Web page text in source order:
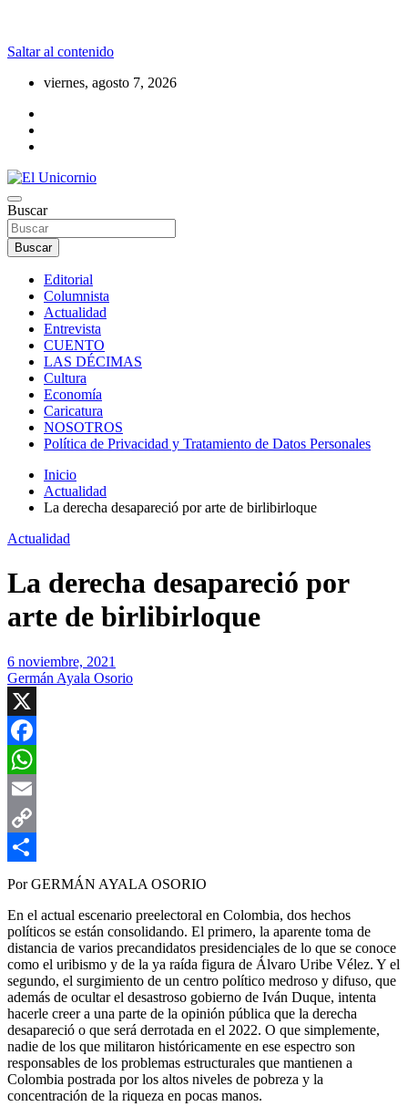
Saltar al contenido
viernes, agosto 7, 2026
El Unicornio
La realidad supera la fantasía
Buscar
Buscar
Editorial
Columnista
Actualidad
Entrevista
CUENTO
LAS DÉCIMAS
Cultura
Economía
Caricatura
NOSOTROS
Política de Privacidad y Tratamiento de Datos Personales
Inicio
Actualidad
La derecha desapareció por arte de birlibirloque
Actualidad
La derecha desapareció por
arte de birlibirloque
6 noviembre, 2021
Germán Ayala Osorio
X
Facebook
WhatsApp
Email
Copy
Link
Compartir
Por GERMÁN AYALA OSORIO
En el actual escenario preelectoral en Colombia, dos hechos
políticos se están consolidando. El primero, la aparente toma de
distancia de varios precandidatos presidenciales de lo que se conoce
como el uribismo y de la ya raída figura de Álvaro Uribe Vélez. Y el
segundo, el surgimiento de un centro político medroso y difuso, que
además de ocultar el desastroso gobierno de Iván Duque, intenta
hacerle creer a una parte de la opinión pública que la derecha
desapareció o que será derrotada en el 2022. O que simplemente,
nadie de los que militaron históricamente en ese espectro son
responsables de los problemas estructurales que mantienen a
Colombia postrada por los altos niveles de pobreza y la
concentración de la riqueza en pocas manos.